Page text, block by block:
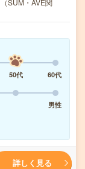
SUM・AVE関
50代
60代
男性
詳しく見る